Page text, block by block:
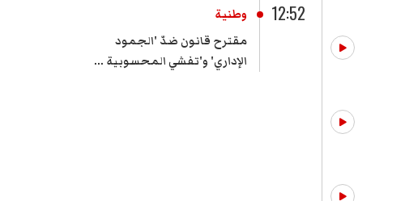
12:52
وطنية
مقترح قانون ضدّ 'الجمود
الإداري' و'تفشي المحسوبية ...